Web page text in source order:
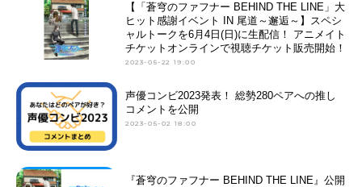
【「蒼穹のファフナー BEHIND THE LINE」大
ヒット感謝イベント IN 尾道～邂逅～】スペシ
ャルトークを6月4日(日)に生配信！ アニメイト
チケットオンラインで視聴チケット販売開始！
2023-05-22 19:00
声優コンビ2023発表！ 総勢280ペアへの推し
コメントを公開
2023-05-02 18:00
『蒼穹のファフナー BEHIND THE LINE』公開